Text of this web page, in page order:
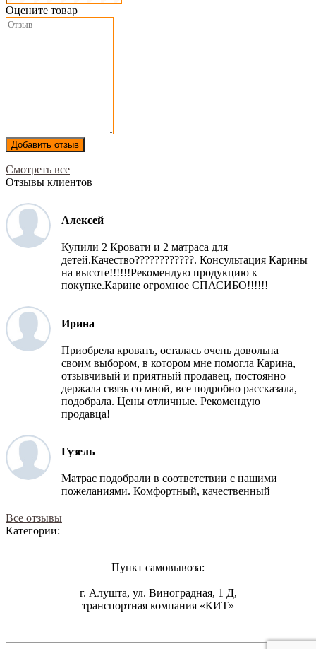
Оцените товар
Добавить отзыв
Смотреть все
Отзывы клиентов
Алексей
Купили 2 Кровати и 2 матраса для
детей.Качество????????????. Консультация Карины
на высоте!!!!!!Рекомендую продукцию к
покупке.Карине огромное СПАСИБО!!!!!!
Ирина
Приобрела кровать, осталась очень довольна
своим выбором, в котором мне помогла Карина,
отзывчивый и приятный продавец, постоянно
держала связь со мной, все подробно рассказала,
подобрала. Цены отличные. Рекомендую
продавца!
Гузель
Матрас подобрали в соответствии с нашими
пожеланиями. Комфортный, качественный
Все отзывы
Категории:
Пункт самовывоза:
г. Алушта, ул. Виноградная, 1 Д,
транспортная компания «КИТ»